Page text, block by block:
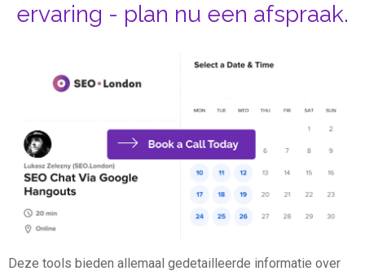
ervaring - plan nu een afspraak.
Deze tools bieden allemaal gedetailleerde informatie over